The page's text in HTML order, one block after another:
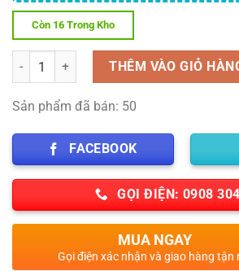
Còn 16 Trong Kho
Số lượng THÊM VÀO GIỎ
Sản phẩm đã bán: 50
FACEBOOK
GỌI ĐIỆN: 0908
MUA NGAY
Gọi điện xác nhận và giao hàng tận